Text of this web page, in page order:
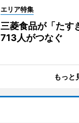
エリア特集
三菱食品が「た
713人がつなぐ
もっと